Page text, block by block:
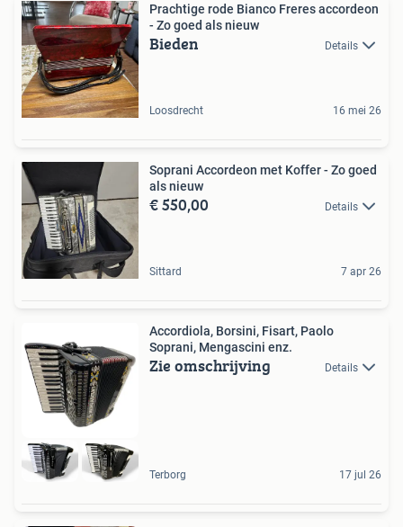
Prachtige rode Bianco Freres accordeon
- Zo goed als nieuw
Bieden Details
Loosdrecht 16 mei 26
Soprani Accordeon met Koffer - Zo goed
als nieuw
€ 550,00 Details
Sittard 7 apr 26
Accordiola, Borsini, Fisart, Paolo
Soprani, Mengascini enz.
Zie omschrijving Details
Terborg 17 jul 26